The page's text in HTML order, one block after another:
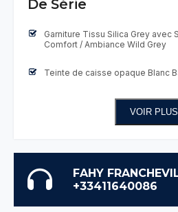
De Série
Garniture Tissu Silica Grey avec
Comfort / Ambiance Wild Grey
Teinte de caisse opaque Blanc
VOIR PLUS
FAHY
+33411640086